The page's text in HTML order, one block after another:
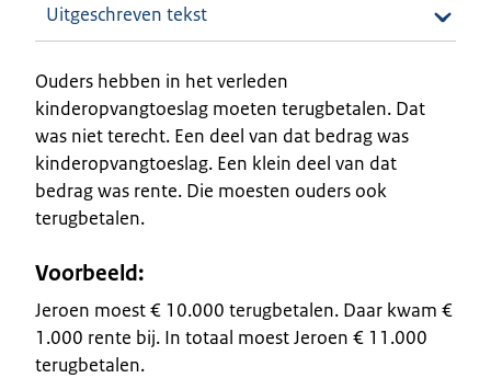
Uitgeschreven tekst
Ouders hebben in het verleden
kinderopvangtoeslag moeten terugbetalen. Dat
was niet terecht. Een deel van dat bedrag was
kinderopvangtoeslag. Een klein deel van dat
bedrag was rente. Die moesten ouders ook
terugbetalen.
Voorbeeld:
Jeroen moest € 10.000 terugbetalen. Daar kwam €
1.000 rente bij. In totaal moest Jeroen € 11.000
terugbetalen.